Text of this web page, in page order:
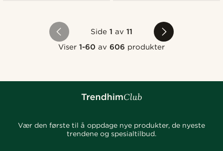
Side 1 av11
Viser 1-60 av606 produkter
Vær den første til å oppdage nye produkter, de nyeste
trendene og spesialtilbud.